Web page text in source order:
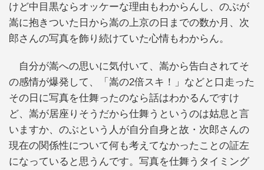
けど中目黒ならオッケーな理由もわからんし、のぶが
嵩に抱きついた日から嵩の上京の日までの数か月、次
郎さんの写真を飾り続けていた心情もわからん。
自分が嵩への思いに気付いて、嵩から告白されてそ
の感情が爆発して、「嵩の2倍スキ！」などと口走った
その日に写真を仕舞ったのなら話はわかるんですけ
ど、嵩が居座りそうだから仕舞うというのは姑息と言
いますか、のぶという人が自分自身と故・次郎さんの
現在の関係性について何も考えてなかったことの証左
になっていると思うんです。写真を仕舞うタイミング